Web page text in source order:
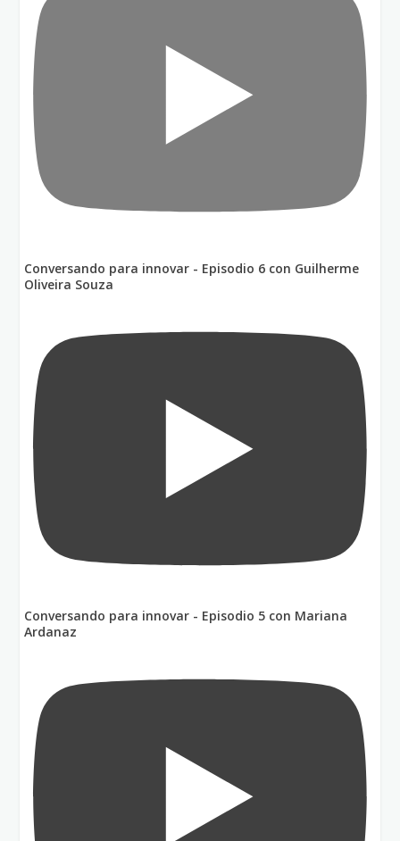
Conversando para innovar - Episodio 6 con Guilherme
Oliveira Souza
Conversando para innovar - Episodio 5 con Mariana
Ardanaz